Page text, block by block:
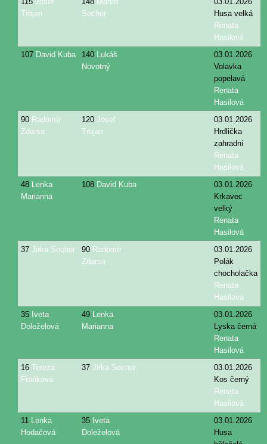
Trojan
Sochor
Husa velká
Renata
Hasilová
107 David Kuba 140 Lukáš
Novotný
03.01.2026
Volavka
popelavá
Renata
Hasilová
90 Radomír
Zdarsa
120 Josef
Trojan
03.01.2026
Hrdlička
zahradní
Renata
Hasilová
48 Lenka
Marianna
108 David Kuba
03.01.2026
Krkavec
velký
Renata
Hasilová
37 Jirka Sochor 90 Radomír
Zdarsa
03.01.2026
Polák
chocholačka
Renata
Hasilová
35 Iveta
Doleželová
49 Lenka
Marianna
03.01.2026
Lyska černá
Renata
Hasilová
16 Tereza
Froňková
37 Jirka Sochor
03.01.2026
Kos černý
Renata
Hasilová
11 Lenka
Hodačová
35 Iveta
Doleželová
03.01.2026
Husa